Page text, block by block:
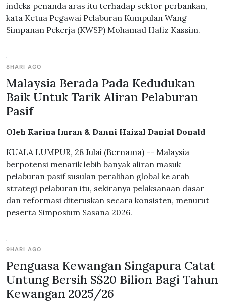
indeks penanda aras itu terhadap sektor perbankan,
kata Ketua Pegawai Pelaburan Kumpulan Wang
Simpanan Pekerja (KWSP) Mohamad Hafiz Kassim.
8HARI AGO
Malaysia Berada Pada Kedudukan
Baik Untuk Tarik Aliran Pelaburan
Pasif
Oleh Karina Imran & Danni Haizal Danial Donald
KUALA LUMPUR, 28 Julai (Bernama) -- Malaysia
berpotensi menarik lebih banyak aliran masuk
pelaburan pasif susulan peralihan global ke arah
strategi pelaburan itu, sekiranya pelaksanaan dasar
dan reformasi diteruskan secara konsisten, menurut
peserta Simposium Sasana 2026.
9HARI AGO
Penguasa Kewangan Singapura Catat
Untung Bersih S$20 Bilion Bagi Tahun
Kewangan 2025/26